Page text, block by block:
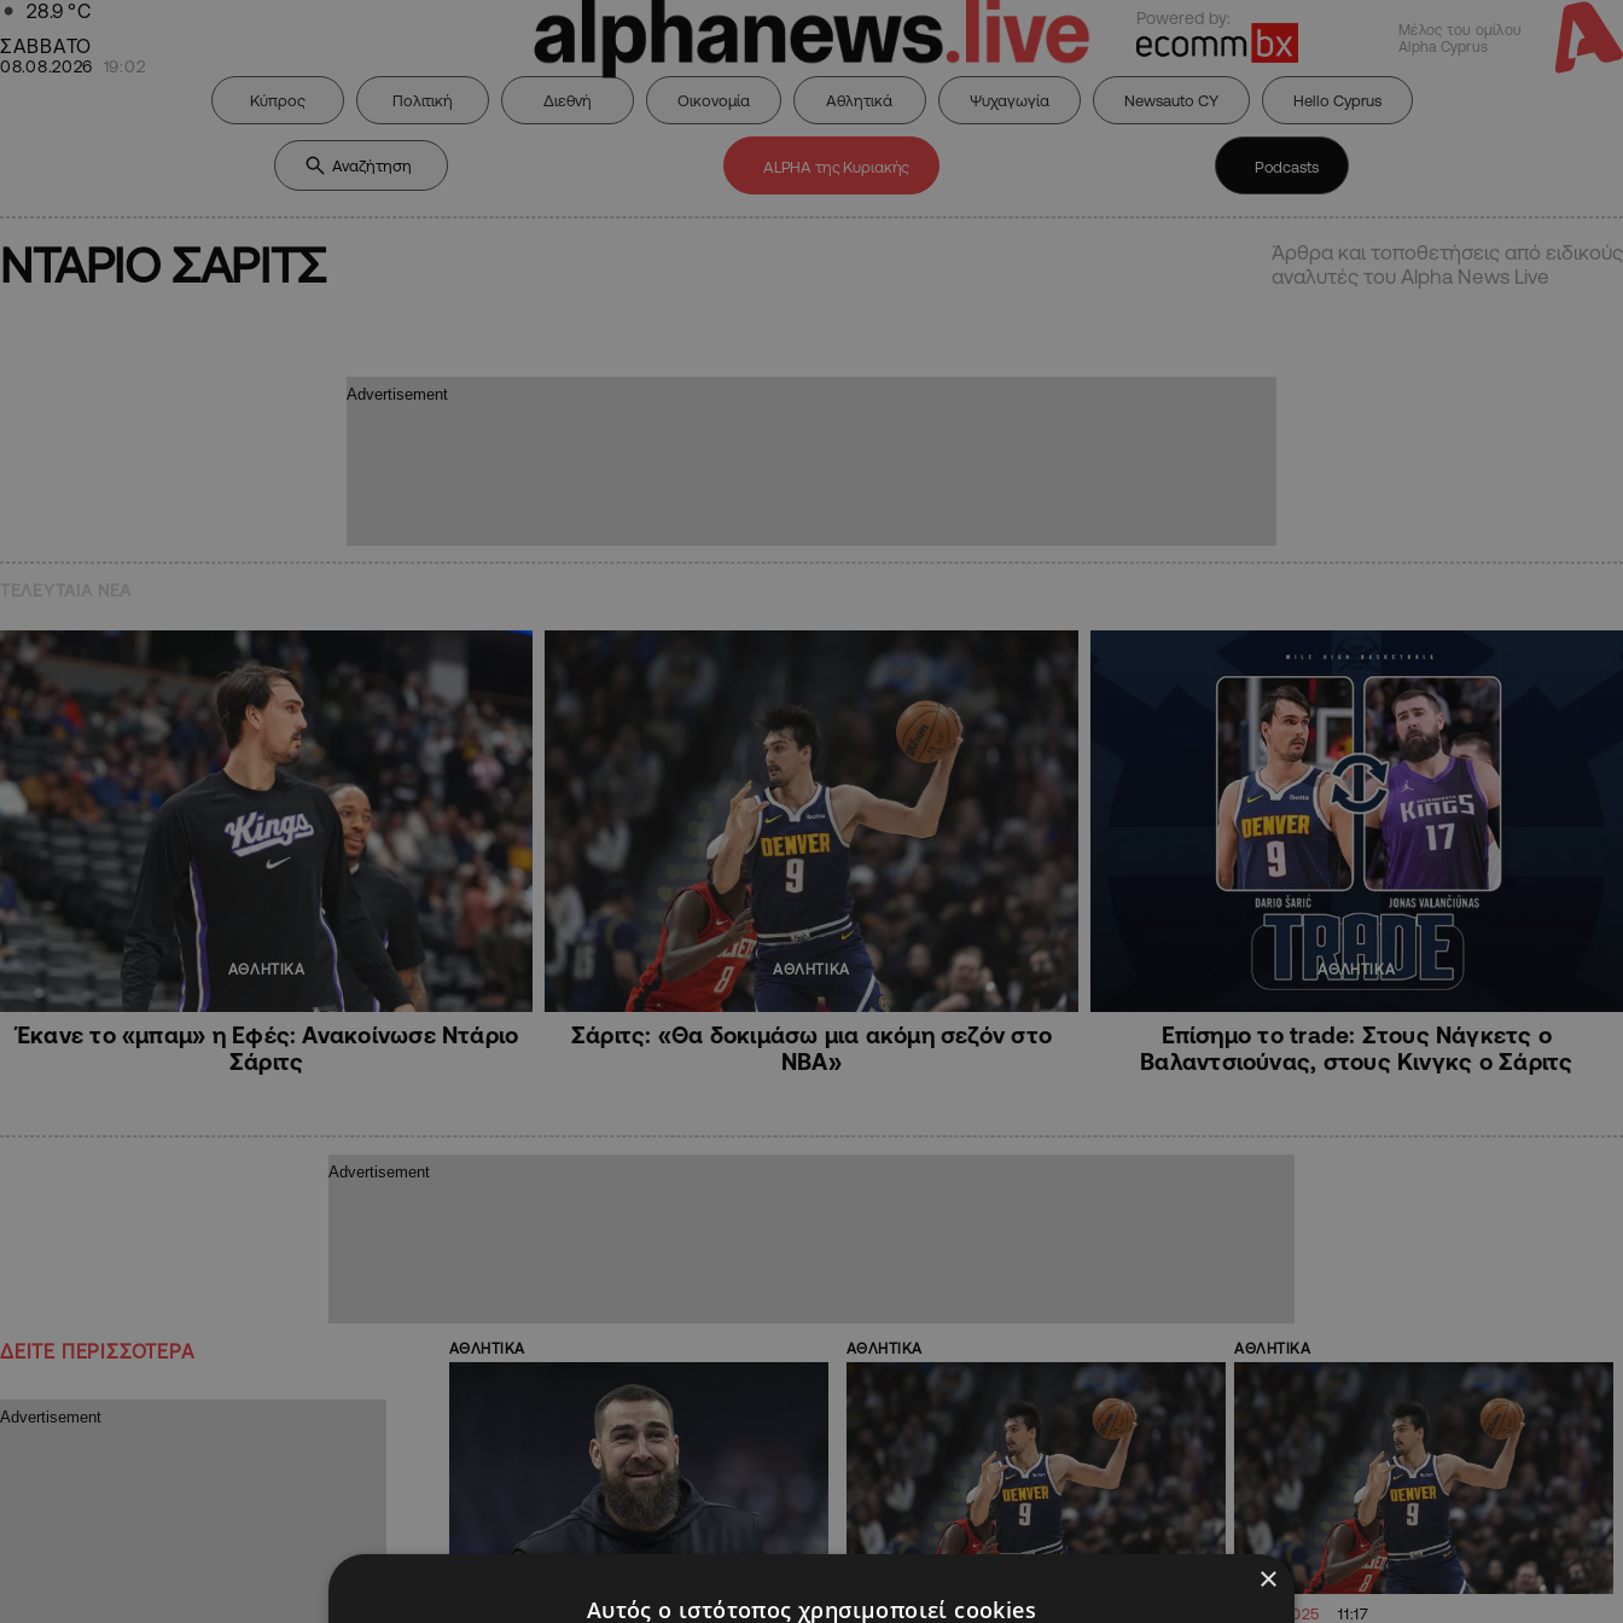
28.9 °C
ΣΑΒΒΑΤΟ
08.08.2026 19:02
Powered by:
Μέλος του ομίλου
Alpha Cyprus
Κύπρος Πολιτική Διεθνή Οικονομία Αθλητικά Ψυχαγωγία Newsauto CY Hello Cyprus
ALPHA της Κυριακής Podcasts
ΝΤΑΡΙΟ ΣΑΡΙΤΣ
Άρθρα και τοποθετήσεις από ειδικούς
αναλυτές του Alpha News Live
ΑΘΛΗΤΙΚΑ
Έκανε το «μπαμ» η Εφές: Ανακοίνωσε Ντάριο
Σάριτς
ΑΘΛΗΤΙΚΑ
Σάριτς: «Θα δοκιμάσω μια ακόμη σεζόν στο
ΝΒΑ»
ΑΘΛΗΤΙΚΑ
Eπίσημο το trade: Στους Νάγκετς ο
Βαλαντσιούνας, στους Κινγκς ο Σάριτς
ΔΕΙΤΕ ΠΕΡΙΣΣΟΤΕΡΑ ΑΘΛΗΤΙΚΑ ΑΘΛΗΤΙΚΑ
28.03.2025 08:21
ΑΘΛΗΤΙΚΑ
24.03.2025 11:17
×
Αυτός ο ιστότοπος χρησιμοποιεί cookies